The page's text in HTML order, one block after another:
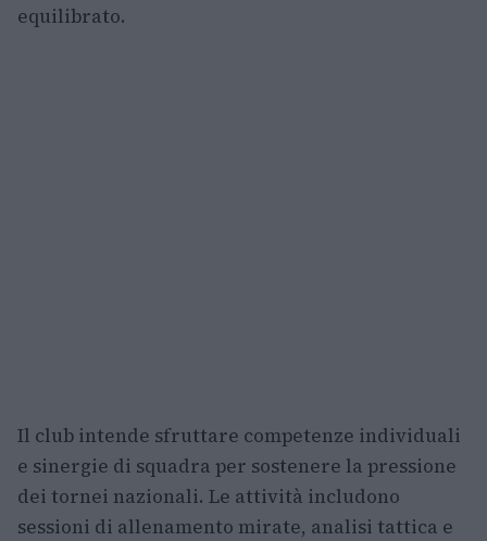
equilibrato.
Il club intende sfruttare competenze individuali
e sinergie di squadra per sostenere la pressione
dei tornei nazionali. Le attività includono
sessioni di allenamento mirate, analisi tattica e